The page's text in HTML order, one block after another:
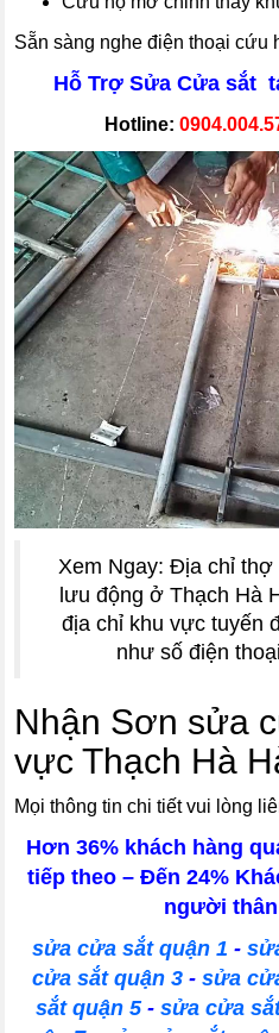
Sẵn sàng nghe điện thoại cứu
Hỗ Trợ Sửa Cửa sắt
Hotline:
Xem Ngay: Địa chỉ
lưu động ở Thạch Hà
địa chỉ khu vực tuyến
như số điện
Nhận Sơn sửa
vực Thạch Hà
Mọi thông tin chi tiết vui lòng
Hơn 36% khách hàng
tiếp theo – Đến 24%
người
sửa cửa sắt quận 1 -
cửa sắt quận 3- sửa
sắt quận 5- sửa cửa